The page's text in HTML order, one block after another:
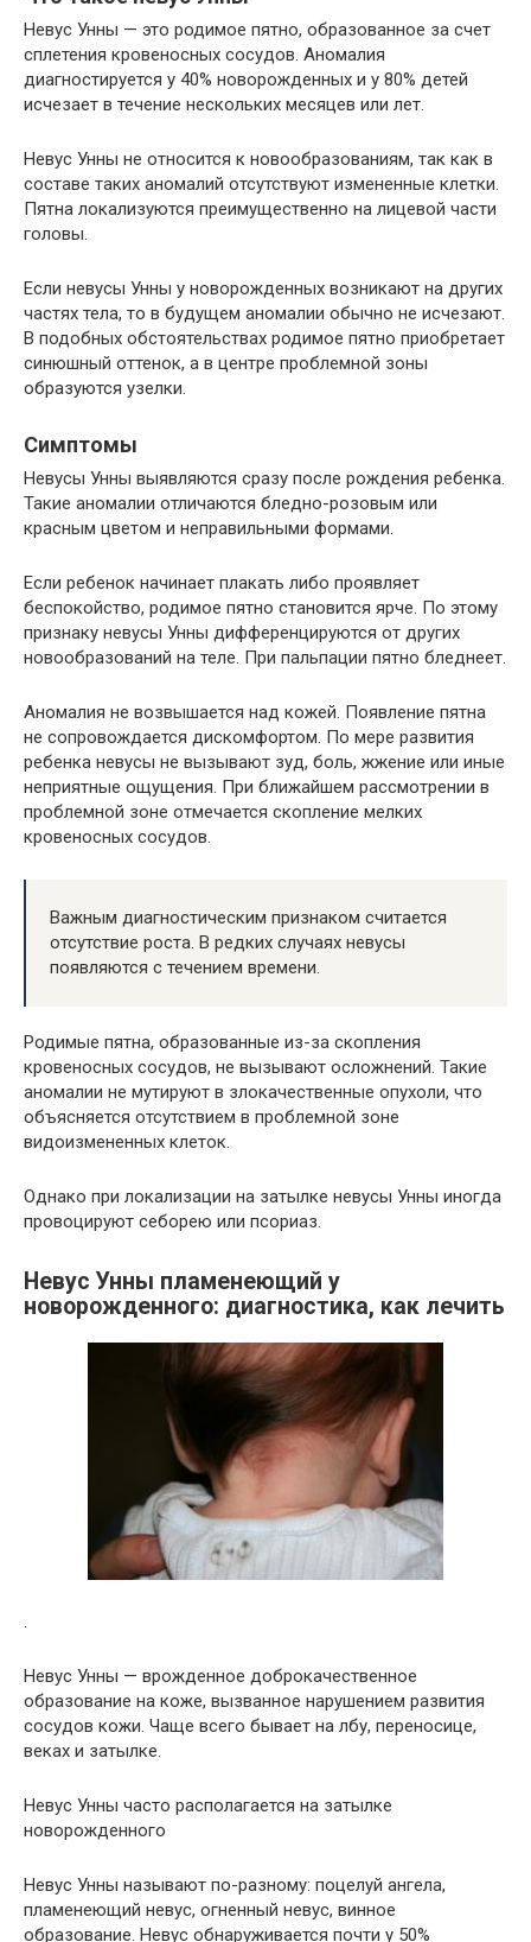
Невус Унны — это родимое пятно, образованное за счет
сплетения кровеносных сосудов. Аномалия
диагностируется у 40% новорожденных и у 80% детей
исчезает в течение нескольких месяцев или лет.
Невус Унны не относится к новообразованиям, так как в
составе таких аномалий отсутствуют измененные клетки.
Пятна локализуются преимущественно на лицевой части
головы.
Если невусы Унны у новорожденных возникают на других
частях тела, то в будущем аномалии обычно не исчезают.
В подобных обстоятельствах родимое пятно приобретает
синюшный оттенок, а в центре проблемной зоны
образуются узелки.
Симптомы
Невусы Унны выявляются сразу после рождения ребенка.
Такие аномалии отличаются бледно-розовым или
красным цветом и неправильными формами.
Если ребенок начинает плакать либо проявляет
беспокойство, родимое пятно становится ярче. По этому
признаку невусы Унны дифференцируются от других
новообразований на теле. При пальпации пятно бледнеет.
Аномалия не возвышается над кожей. Появление пятна
не сопровождается дискомфортом. По мере развития
ребенка невусы не вызывают зуд, боль, жжение или иные
неприятные ощущения. При ближайшем рассмотрении в
проблемной зоне отмечается скопление мелких
кровеносных сосудов.
Важным диагностическим признаком считается
отсутствие роста. В редких случаях невусы
появляются с течением времени.
Родимые пятна, образованные из-за скопления
кровеносных сосудов, не вызывают осложнений. Такие
аномалии не мутируют в злокачественные опухоли, что
объясняется отсутствием в проблемной зоне
видоизмененных клеток.
Однако при локализации на затылке невусы Унны иногда
провоцируют себорею или псориаз.
Невус Унны пламенеющий у
новорожденного: диагностика, как лечить
.
Невус Унны — врожденное доброкачественное
образование на коже, вызванное нарушением развития
сосудов кожи. Чаще всего бывает на лбу, переносице,
веках и затылке.
Невус Унны часто располагается на затылке
новорожденного
Невус Унны называют по-разному: поцелуй ангела,
пламенеющий невус, огненный невус, винное
образование. Невус обнаруживается почти у 50%